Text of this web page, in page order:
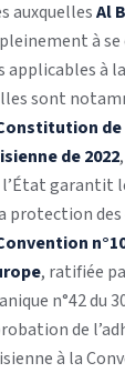
auxquellesAl
à
applicables à
sont
de 2022
l’État garantit
protection des
, ratifiée
n°42 du
de
à la